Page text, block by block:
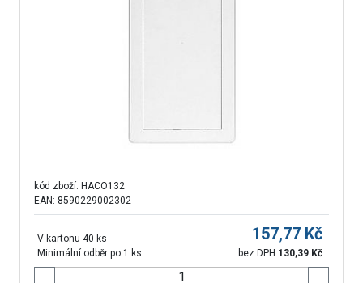
kód zboží: HACO132
EAN: 8590229002302
V kartonu 40 ks
Minimální odběr po 1 ks
157,77 Kč
bez DPH 130,39 Kč